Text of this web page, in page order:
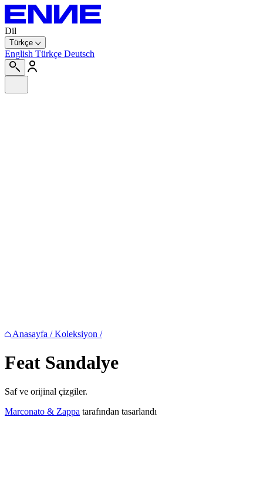
Dil
Türkçe
English Türkçe Deutsch
Anasayfa / Koleksiyon /
Feat Sandalye
Saf ve orijinal çizgiler.
Marconato & Zappa tarafından tasarlandı